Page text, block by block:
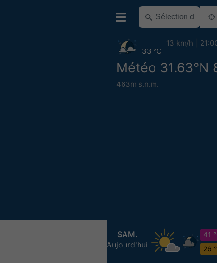
Météo 31.63°N
463m s.n.m.
33 °C
13 km/h
SAM.
Aujourd'hui
41
26